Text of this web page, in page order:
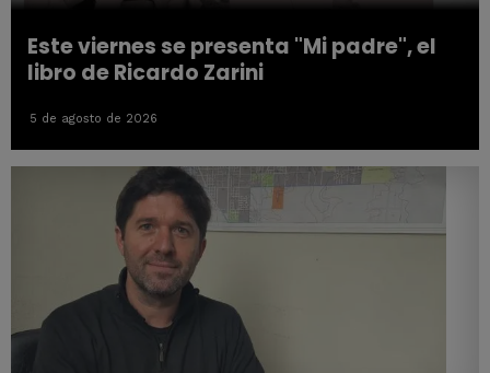
Este viernes se presenta "Mi padre", el
libro de Ricardo Zarini
5 de agosto de 2026